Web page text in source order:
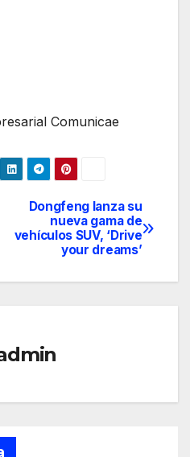
Comunicae
Dongfeng lanza su
nueva gama de
vehículos SUV, ‘Drive
your dreams’